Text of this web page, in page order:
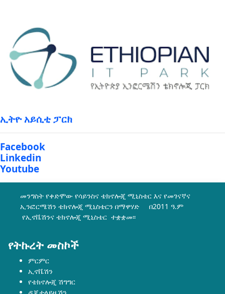
ኢትዮ አይሲቲ ፓርክ
Facebook
Linkedin
Youtube
መንግስት የቀድሞው የሳይንስና ቴክኖሎጂ ሚኒስቴር እና የመገናኛና
ኢንፎርሜሽን ቴክኖሎጂ ሚኒስቴርን በማዋሃድ በ2011 ዓ.ም
የኢኖቬሽንና ቴክኖሎጂ ሚኒስቴር ተቋቋመ፡፡
የትኩረት መስኮች
ምርምር
ኢኖቬሽን
የቴክኖሎጂ ሽግግር